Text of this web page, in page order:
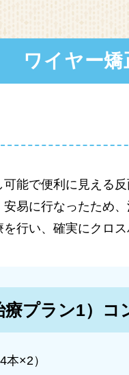
ワイヤー
能で便利に見える反
易に行なったため
行い、確実にクロス
療プラン1）
×2）